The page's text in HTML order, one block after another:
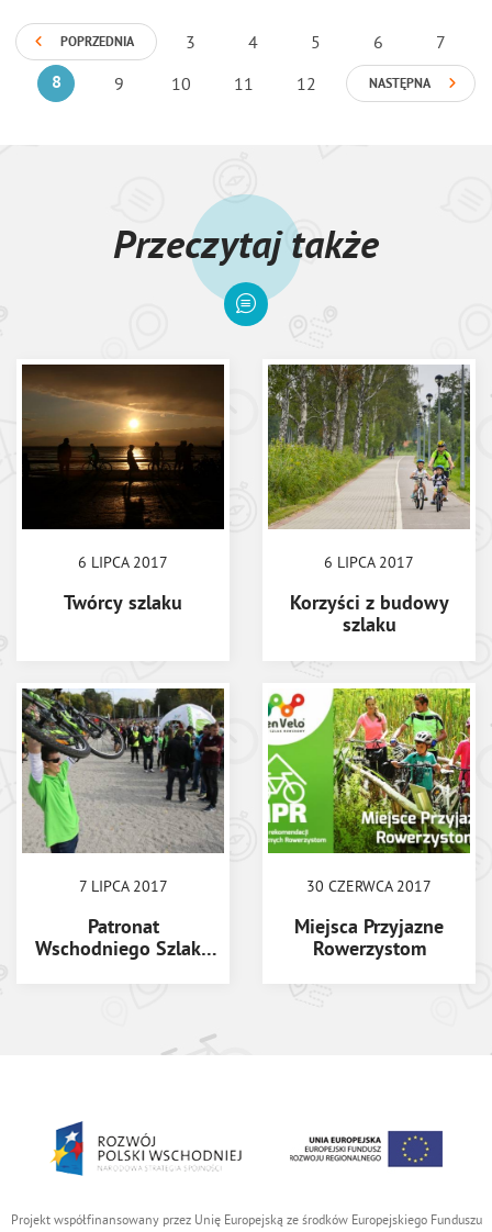
POPRZEDNIA 3 4 5 6
7
8
9 10 11 12 NASTĘPNA
Przeczytaj także
6 LIPCA 2017
Twórcy szlaku
6 LIPCA 2017
Korzyści z budowy
szlaku
7 LIPCA 2017
Patronat
Wschodniego Szlaku
30 CZERWCA 2017
Miejsca Przyjazne
Rowerzystom
Projekt współfinansowany przez Unię Europejską ze środków Europejskiego Funduszu